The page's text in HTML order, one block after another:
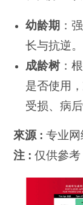
幼龄期 ：
长与抗逆。
成龄树 ：
是否使用，
受损、病
來源 : 专业网
注 : 仅供參考